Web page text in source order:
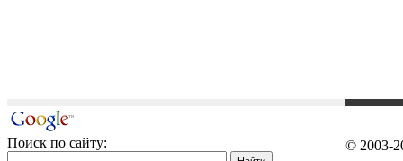
Поиск по сайту: © 2003-